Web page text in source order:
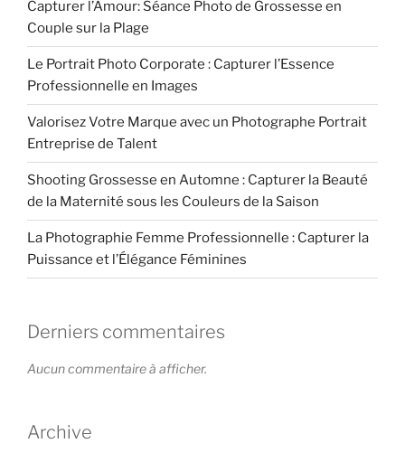
Capturer l’Amour: Séance Photo de Grossesse en
Couple sur la Plage
Le Portrait Photo Corporate : Capturer l’Essence
Professionnelle en Images
Valorisez Votre Marque avec un Photographe Portrait
Entreprise de Talent
Shooting Grossesse en Automne : Capturer la Beauté
de la Maternité sous les Couleurs de la Saison
La Photographie Femme Professionnelle : Capturer la
Puissance et l’Élégance Féminines
Derniers commentaires
Aucun commentaire à afficher.
Archive